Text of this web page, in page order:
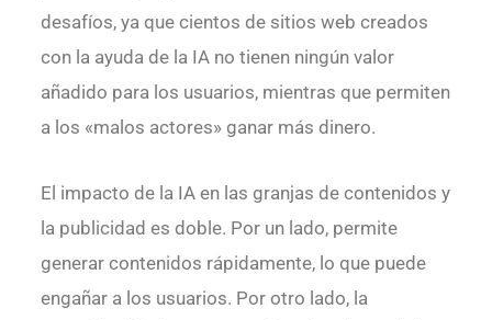
desafíos, ya que cientos de sitios web creados
con la ayuda de la IA no tienen ningún valor
añadido para los usuarios, mientras que permiten
a los «malos actores» ganar más dinero.
El impacto de la IA en las granjas de contenidos y
la publicidad es doble. Por un lado, permite
generar contenidos rápidamente, lo que puede
engañar a los usuarios. Por otro lado, la